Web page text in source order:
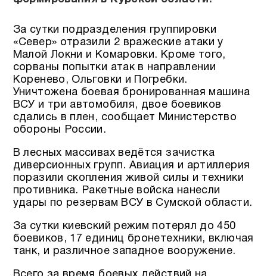
За сутки подразделения группировки
«Север» отразили 2 вражеские атаки у
Малой Локни и Комаровки. Кроме того,
сорваны попытки атак в направлении
Коренево, Ольговки и Погребки.
Уничтожена боевая бронированная машина
ВСУ и три автомобиля, двое боевиков
сдались в плен, сообщает Министерство
обороны России.
В лесных массивах ведётся зачистка
диверсионных групп. Авиация и артиллерия
поразили скопления живой силы и техники
противника. Ракетные войска нанесли
удары по резервам ВСУ в Сумской области.
За сутки киевский режим потерял до 450
боевиков, 17 единиц бронетехники, включая
танк, и различное западное вооружение.